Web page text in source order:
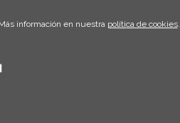
información en nuestra política de cookies.